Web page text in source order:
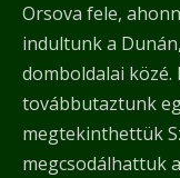
Orsova fele,
indultunk a
domboldalai közé.
továbbutaztunk
megtekinthettük
megcsodálhattuk